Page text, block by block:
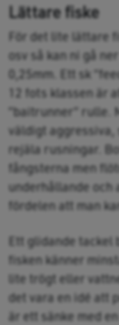
Lättare fiske
För det lite lättare
osv så kan ni gå
0,25mm. Ett sk
12 fots klassen är
”baitrunner” rulle.
väldigt
rejäla rusningar.
fångsterna men
underhållande och
fördelen att man
Ett glidande tackel
fisken känner
lite trögt eller
det vara en idé att
är ett sänke med